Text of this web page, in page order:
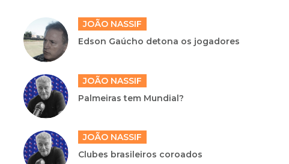
JOÃO NASSIF
Edson Gaúcho detona os jogadores
JOÃO NASSIF
Palmeiras tem Mundial?
JOÃO NASSIF
Clubes brasileiros coroados